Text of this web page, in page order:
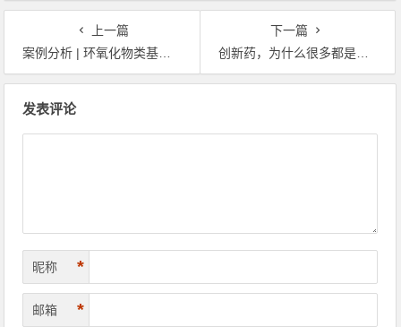
上一篇
案例分析 | 环氧化物类基因毒杂质的检测方法
下一篇
创新药，为什么很多都是难溶的？
发表评论
昵称 *
邮箱 *